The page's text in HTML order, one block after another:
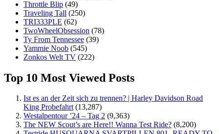
Throttle Blip (49)
Traveling Tall (250)
TRI333PLE (62)
TwoWheelObsession (78)
Ty From Tennessee (39)
Yammie Noob (545)
Zonkos Welt TV (222)
Top 10 Most Viewed Posts
Ist es an der Zeit sich zu trennen? | Harley Davidson Road
King Probefahrt (13,287)
Westalpentour ’24 – Tag 2 (9,363)
The NEW Scout’s are Here!! Wanna Test Ride? (8,200)